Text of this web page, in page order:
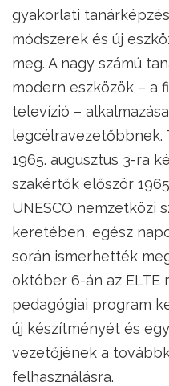
gyakorlati
módszerek és új
meg. A nagy számú
modern eszközök – a
televízió –
legcélravezetőbbnek.
1965. augusztus 3-ra
szakértők először
UNESCO nemzetközi
keretében, egész
során ismerhették
október 6-án az ELTE
pedagógiai program
új készítményét és
vezetőjének a
felhasználásra.